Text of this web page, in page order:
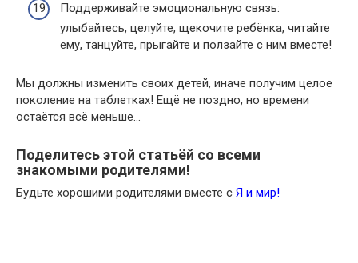
Поддерживайте эмоциональную связь:
улыбайтесь, целуйте, щекочите ребёнка, читайте
ему, танцуйте, прыгайте и ползайте с ним вместе!
Мы должны изменить своих детей, иначе получим целое
поколение на таблетках! Ещё не поздно, но времени
остаётся всё меньше…
Поделитесь этой статьёй со всеми
знакомыми родителями!
Будьте хорошими родителями вместе с Я и мир!